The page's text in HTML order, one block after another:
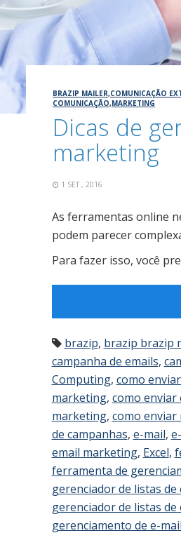
BRAZIP MAILER,COMUNICAÇÃO
COMUNICAÇÃO,MARKETING
Dicas de
marketing
1 SET , 2016
As ferramentas online
podem parecer
Para fazer isso, você
brazip, brazip brazip
campanha de emails,
Computing, como
marketing, como
marketing, como
de campanhas, e-mail,
email marketing, Excel,
ferramenta de
gerenciador de listas
gerenciador de listas de
gerenciamento de e-mail